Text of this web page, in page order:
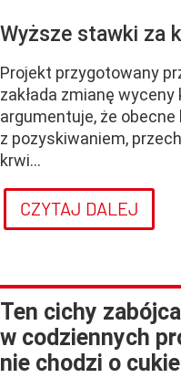
Wyższe stawki za
Projekt przygotowany
zakłada zmianę wyceny
argumentuje, że
z pozyskiwaniem,
krwi...
CZYTAJ DALEJ
Ten cichy
w codziennych
nie chodzi o